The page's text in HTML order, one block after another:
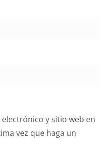
y sitio web en
vez que haga un